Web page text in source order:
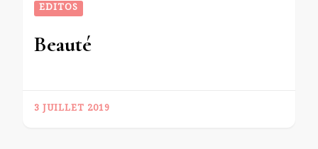
EDITOS
Beauté
3 JUILLET 2019